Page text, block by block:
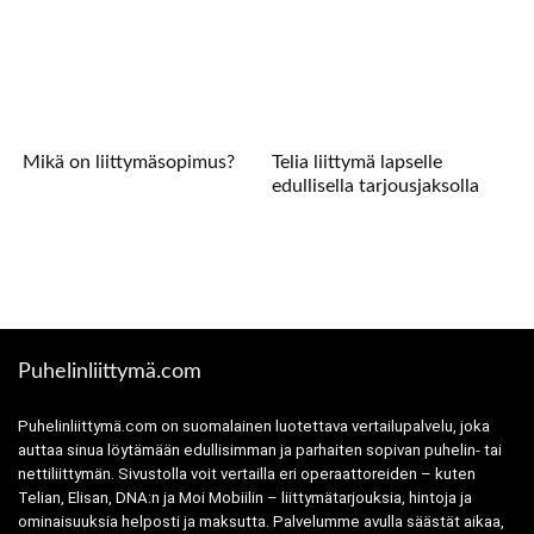
Mikä on liittymäsopimus?
Telia liittymä lapselle
edullisella tarjousjaksolla
Puhelinliittymä.com
Puhelinliittymä.com on suomalainen luotettava vertailupalvelu, joka
auttaa sinua löytämään edullisimman ja parhaiten sopivan puhelin- tai
nettiliittymän. Sivustolla voit vertailla eri operaattoreiden – kuten
Telian, Elisan, DNA:n ja Moi Mobiilin – liittymätarjouksia, hintoja ja
ominaisuuksia helposti ja maksutta. Palvelumme avulla säästät aikaa,